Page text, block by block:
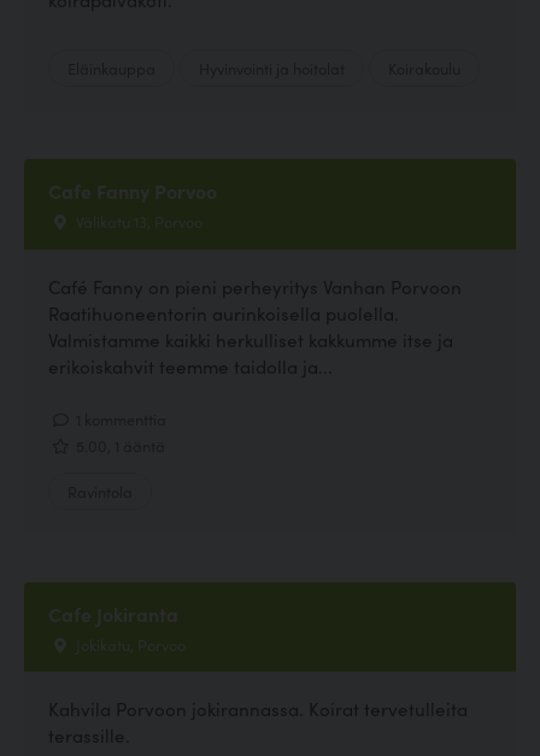
Cafe Fanny Porvoo
Välikatu 13, Porvoo
Café Fanny on pieni perheyritys Vanhan Porvoon
Raatihuoneentorin aurinkoisella puolella.
Valmistamme kaikki herkulliset kakkumme itse ja
erikoiskahvit teemme taidolla ja...
Cafe Jokiranta
Jokikatu, Porvoo
Kahvila Porvoon jokirannassa. Koirat tervetulleita
terassille.